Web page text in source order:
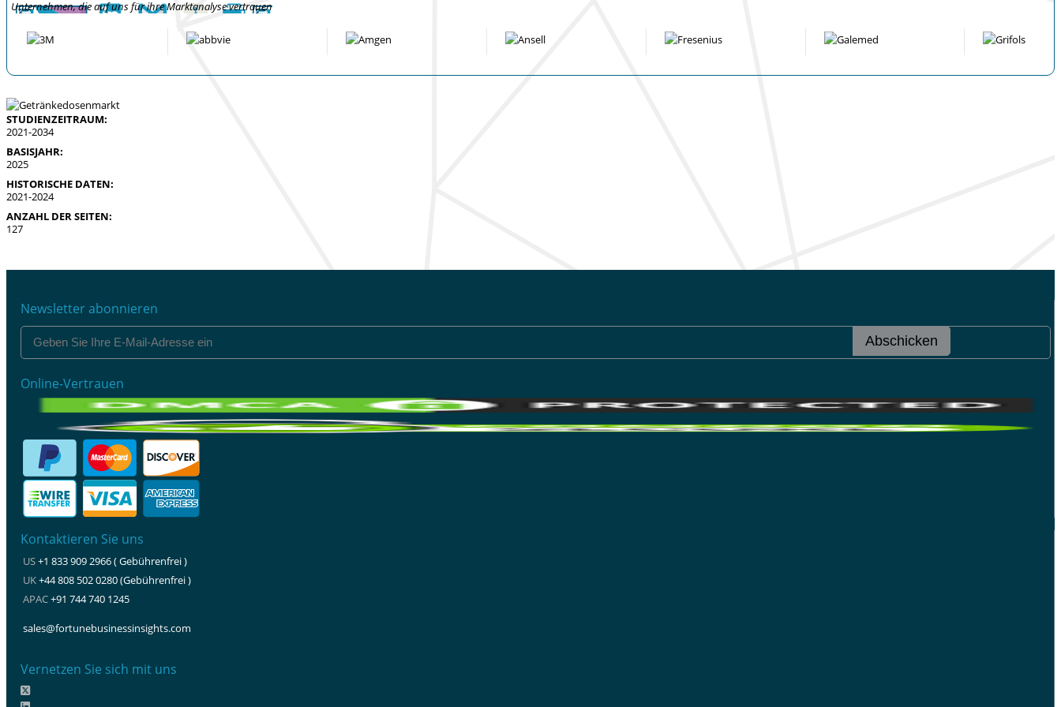
Unternehmen, die auf uns für ihre Marktanalyse vertrauen
STUDIENZEITRAUM:
2021-2034
BASISJAHR:
2025
HISTORISCHE DATEN:
2021-2024
ANZAHL DER SEITEN:
127
Newsletter abonnieren
Abschicken
Online-Vertrauen
Kontaktieren Sie uns
US+1 833 909 2966 ( Gebührenfrei )
UK+44 808 502 0280 (Gebührenfrei )
APAC+91 744 740 1245
sales@fortunebusinessinsights.com
Vernetzen Sie sich mit uns